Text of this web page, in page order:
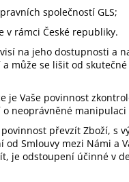
společností GLS;
v rámci České republiky.
na jeho dostupnosti a
může se lišit od
je Vaše povinnost
neoprávněné
převzít Zboží, s
Smlouvy mezi Námi a
je odstoupení účinné v